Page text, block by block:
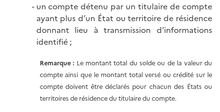
un compte détenu par un titulaire de compte
ayant plus d’un État ou territoire de résidence
donnant lieu à transmission d’informations
identifié ;
Remarque : Le montant total du solde ou de la valeur du
compte ainsi que le montant total versé ou crédité sur le
compte doivent être déclarés pour chacun des États ou
territoires de résidence du titulaire du compte.